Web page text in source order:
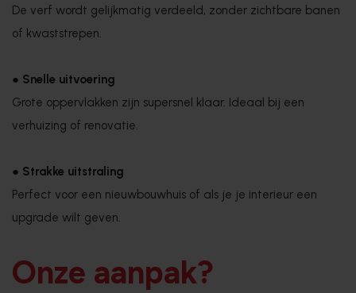
De verf wordt gelijkmatig verdeeld, zonder zichtbare banen
of kwaststrepen.
● Snelle uitvoering
Grote oppervlakken zijn supersnel klaar. Ideaal bij een
verhuizing of renovatie.
● Strakke uitstraling
Perfect voor een nieuwbouwhuis of als je je interieur een
upgrade wilt geven.
Onze aanpak?